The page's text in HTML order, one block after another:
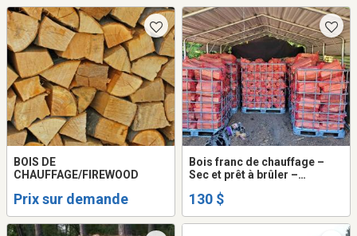
BOIS DE
CHAUFFAGE/FIREWOOD
Prix sur demande
Bois franc de chauffage –
Sec et prêt à brûler –
130 $